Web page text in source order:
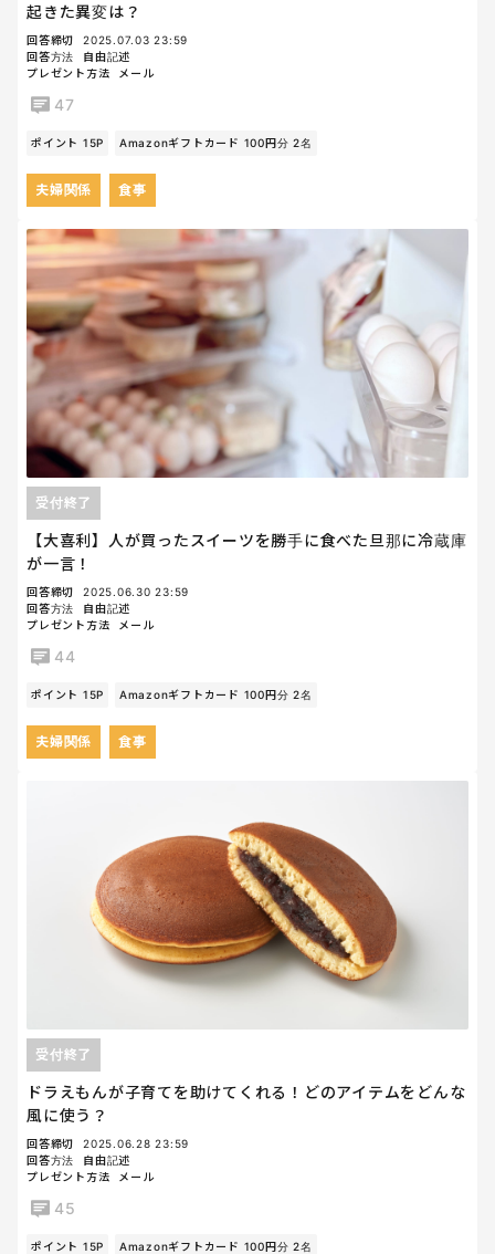
起きた異変は？
回答締切
2025.07.03 23:59
回答方法
自由記述
プレゼント方法
メール
47
ポイント 15P Amazonギフトカード 100円分 2名
夫婦関係 食事
【大喜利】人が買ったスイーツを勝手に食べた旦那に冷蔵庫
が一言！
受付終了
回答締切
2025.06.30 23:59
回答方法
自由記述
プレゼント方法
メール
44
ポイント 15P Amazonギフトカード 100円分 2名
夫婦関係 食事
ドラえもんが子育てを助けてくれる！どのアイテムをどんな
風に使う？
受付終了
回答締切
2025.06.28 23:59
回答方法
自由記述
プレゼント方法
メール
45
ポイント 15P Amazonギフトカード 100円分 2名